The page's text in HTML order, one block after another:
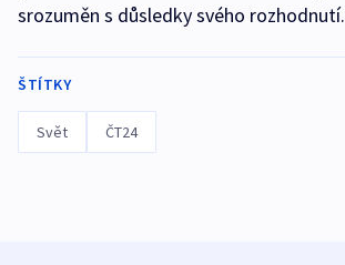
srozuměn s důsledky svého rozhodnutí.
ŠTÍTKY
Svět ČT24